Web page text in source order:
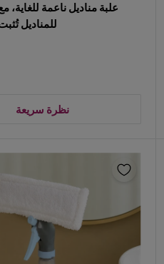
علبة مناديل ناعمة للغاية،
للمناديل
نظرة سريعة